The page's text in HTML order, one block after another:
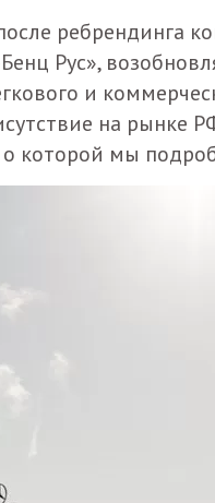
ребрендинга
Рус»,
и
на рынке
o которой мы